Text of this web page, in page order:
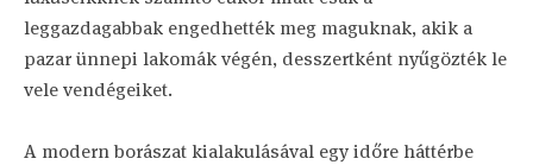
leggazdagabbak engedhették meg maguknak, akik a
pazar ünnepi lakomák végén, desszertként nyűgözték le
vele vendégeiket.
A modern borászat kialakulásával egy időre háttérbe